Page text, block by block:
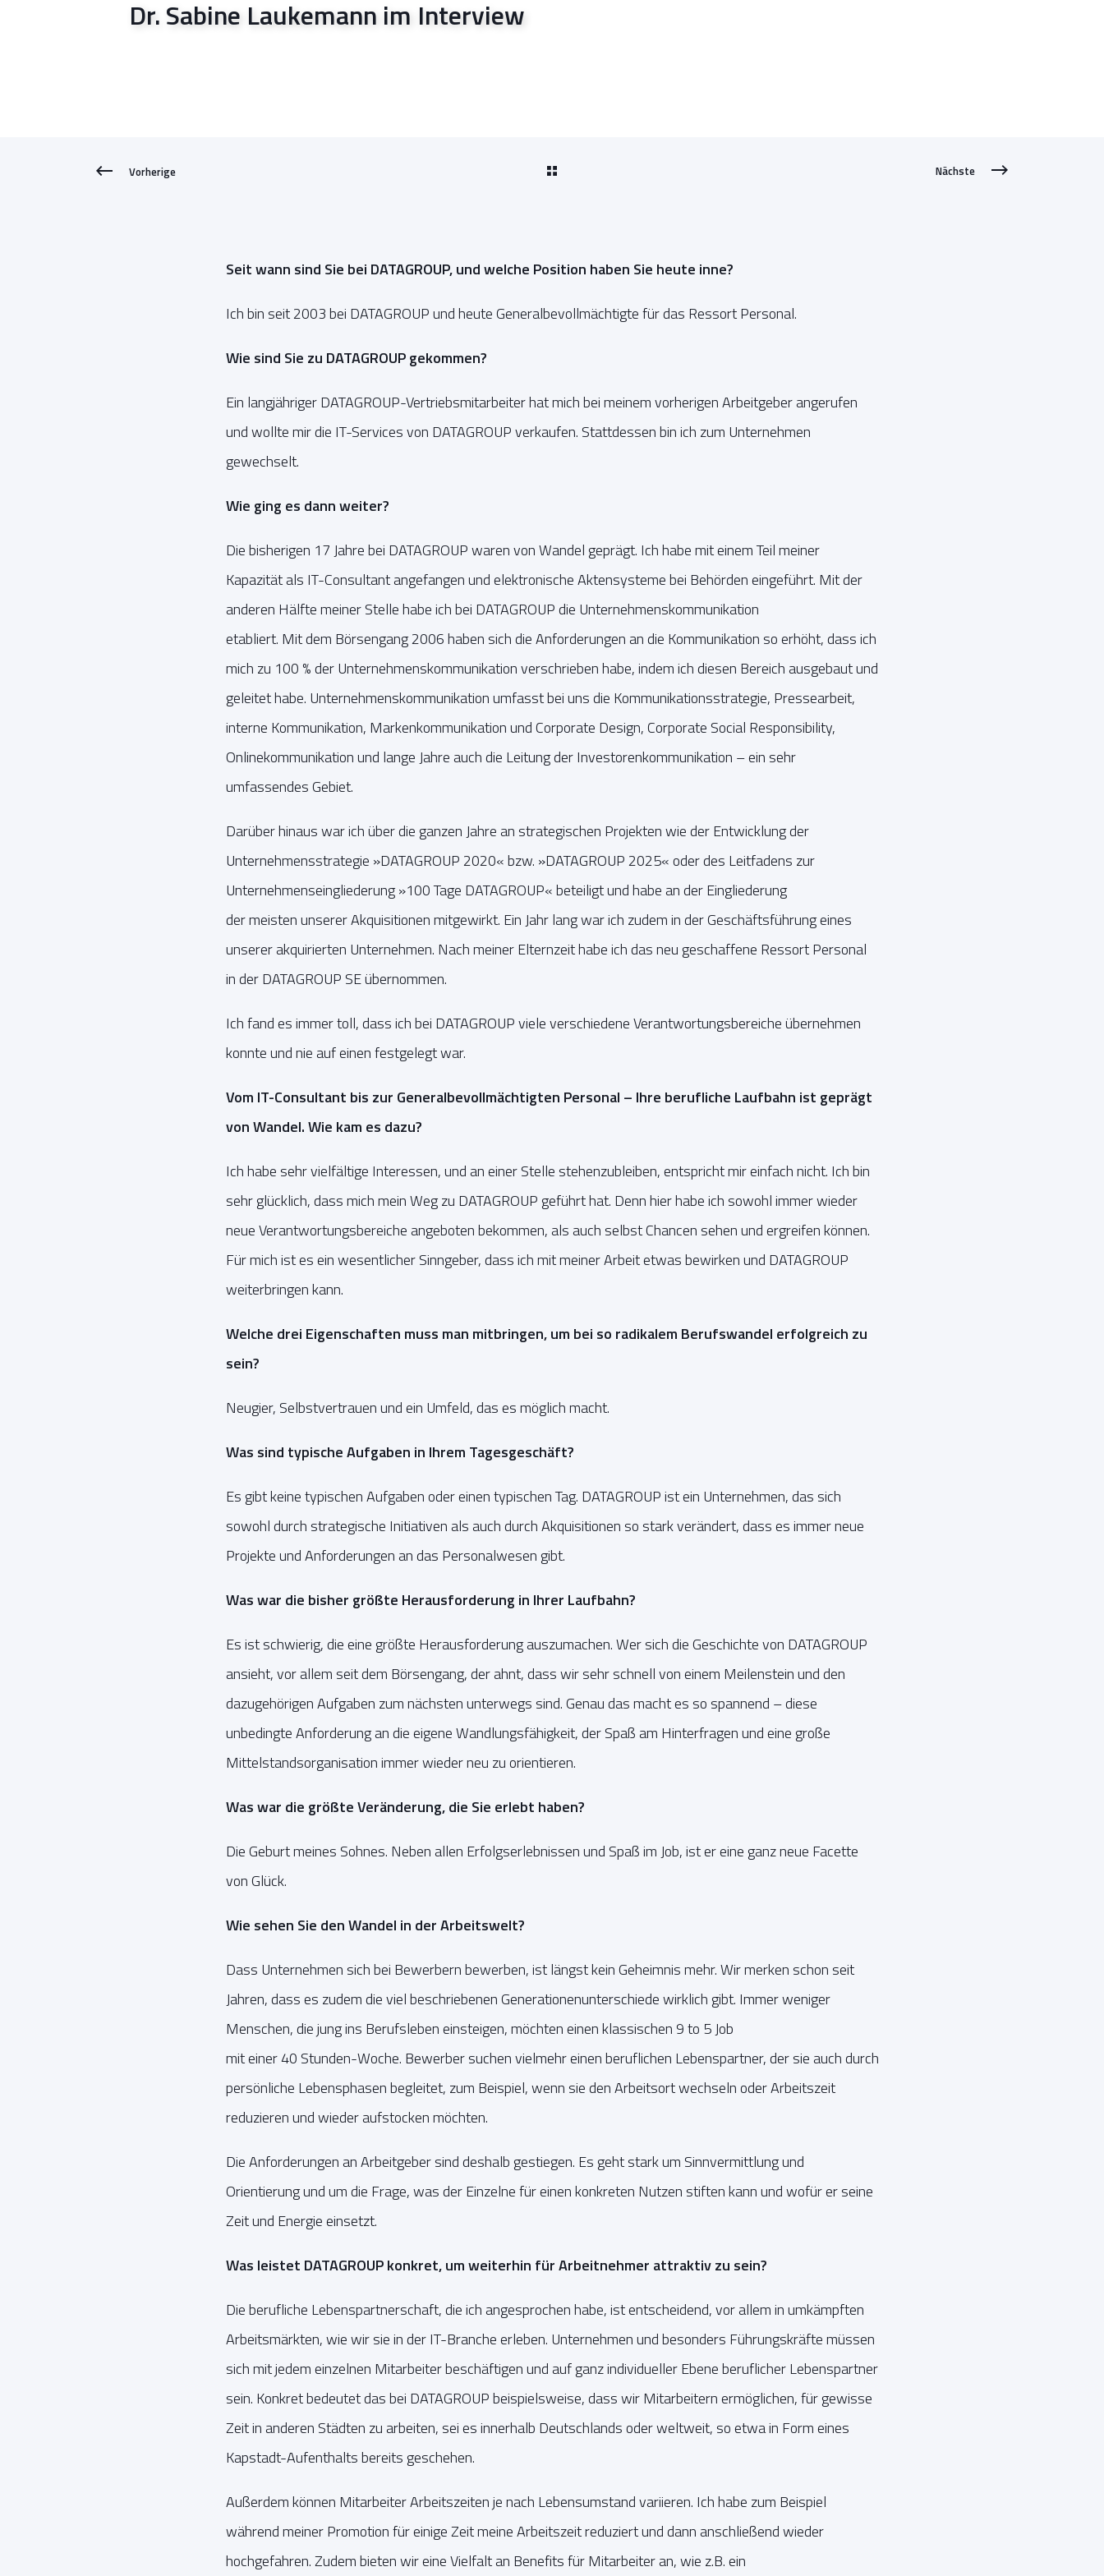
Dr. Sabine Laukemann im Interview
Vorherige Nächste
Seit wann sind Sie bei DATAGROUP, und welche Position haben Sie heute inne?
Ich bin seit 2003 bei DATAGROUP und heute Generalbevollmächtigte für das Ressort Personal.
Wie sind Sie zu DATAGROUP gekommen?
Ein langjähriger DATAGROUP-Vertriebsmitarbeiter hat mich bei meinem vorherigen Arbeitgeber angerufen
und wollte mir die IT-Services von DATAGROUP verkaufen. Stattdessen bin ich zum Unternehmen
gewechselt.
Wie ging es dann weiter?
Die bisherigen 17 Jahre bei DATAGROUP waren von Wandel geprägt. Ich habe mit einem Teil meiner
Kapazität als IT-Consultant angefangen und elektronische Aktensysteme bei Behörden eingeführt. Mit der
anderen Hälfte meiner Stelle habe ich bei DATAGROUP die Unternehmenskommunikation
etabliert. Mit dem Börsengang 2006 haben sich die Anforderungen an die Kommunikation so erhöht, dass ich
mich zu 100 % der Unternehmenskommunikation verschrieben habe, indem ich diesen Bereich ausgebaut und
geleitet habe. Unternehmenskommunikation umfasst bei uns die Kommunikationsstrategie, Pressearbeit,
interne Kommunikation, Markenkommunikation und Corporate Design, Corporate Social Responsibility,
Onlinekommunikation und lange Jahre auch die Leitung der Investorenkommunikation – ein sehr
umfassendes Gebiet.
Darüber hinaus war ich über die ganzen Jahre an strategischen Projekten wie der Entwicklung der
Unternehmensstrategie »DATAGROUP 2020« bzw. »DATAGROUP 2025« oder des Leitfadens zur
Unternehmenseingliederung »100 Tage DATAGROUP« beteiligt und habe an der Eingliederung
der meisten unserer Akquisitionen mitgewirkt. Ein Jahr lang war ich zudem in der Geschäftsführung eines
unserer akquirierten Unternehmen. Nach meiner Elternzeit habe ich das neu geschaffene Ressort Personal
in der DATAGROUP SE übernommen.
Ich fand es immer toll, dass ich bei DATAGROUP viele verschiedene Verantwortungsbereiche übernehmen
konnte und nie auf einen festgelegt war.
Vom IT-Consultant bis zur Generalbevollmächtigten Personal – Ihre berufliche Laufbahn ist geprägt
von Wandel. Wie kam es dazu?
Ich habe sehr vielfältige Interessen, und an einer Stelle stehenzubleiben, entspricht mir einfach nicht. Ich bin
sehr glücklich, dass mich mein Weg zu DATAGROUP geführt hat. Denn hier habe ich sowohl immer wieder
neue Verantwortungsbereiche angeboten bekommen, als auch selbst Chancen sehen und ergreifen können.
Für mich ist es ein wesentlicher Sinngeber, dass ich mit meiner Arbeit etwas bewirken und DATAGROUP
weiterbringen kann.
Welche drei Eigenschaften muss man mitbringen, um bei so radikalem Berufswandel erfolgreich zu
sein?
Neugier, Selbstvertrauen und ein Umfeld, das es möglich macht.
Was sind typische Aufgaben in Ihrem Tagesgeschäft?
Es gibt keine typischen Aufgaben oder einen typischen Tag. DATAGROUP ist ein Unternehmen, das sich
sowohl durch strategische Initiativen als auch durch Akquisitionen so stark verändert, dass es immer neue
Projekte und Anforderungen an das Personalwesen gibt.
Was war die bisher größte Herausforderung in Ihrer Laufbahn?
Es ist schwierig, die eine größte Herausforderung auszumachen. Wer sich die Geschichte von DATAGROUP
ansieht, vor allem seit dem Börsengang, der ahnt, dass wir sehr schnell von einem Meilenstein und den
dazugehörigen Aufgaben zum nächsten unterwegs sind. Genau das macht es so spannend – diese
unbedingte Anforderung an die eigene Wandlungsfähigkeit, der Spaß am Hinterfragen und eine große
Mittelstandsorganisation immer wieder neu zu orientieren.
Was war die größte Veränderung, die Sie erlebt haben?
Die Geburt meines Sohnes. Neben allen Erfolgserlebnissen und Spaß im Job, ist er eine ganz neue Facette
von Glück.
Wie sehen Sie den Wandel in der Arbeitswelt?
Dass Unternehmen sich bei Bewerbern bewerben, ist längst kein Geheimnis mehr. Wir merken schon seit
Jahren, dass es zudem die viel beschriebenen Generationenunterschiede wirklich gibt. Immer weniger
Menschen, die jung ins Berufsleben einsteigen, möchten einen klassischen 9 to 5 Job
mit einer 40 Stunden-Woche. Bewerber suchen vielmehr einen beruflichen Lebenspartner, der sie auch durch
persönliche Lebensphasen begleitet, zum Beispiel, wenn sie den Arbeitsort wechseln oder Arbeitszeit
reduzieren und wieder aufstocken möchten.
Die Anforderungen an Arbeitgeber sind deshalb gestiegen. Es geht stark um Sinnvermittlung und
Orientierung und um die Frage, was der Einzelne für einen konkreten Nutzen stiften kann und wofür er seine
Zeit und Energie einsetzt.
Was leistet DATAGROUP konkret, um weiterhin für Arbeitnehmer attraktiv zu sein?
Die berufliche Lebenspartnerschaft, die ich angesprochen habe, ist entscheidend, vor allem in umkämpften
Arbeitsmärkten, wie wir sie in der IT-Branche erleben. Unternehmen und besonders Führungskräfte müssen
sich mit jedem einzelnen Mitarbeiter beschäftigen und auf ganz individueller Ebene beruflicher Lebenspartner
sein. Konkret bedeutet das bei DATAGROUP beispielsweise, dass wir Mitarbeitern ermöglichen, für gewisse
Zeit in anderen Städten zu arbeiten, sei es innerhalb Deutschlands oder weltweit, so etwa in Form eines
Kapstadt-Aufenthalts bereits geschehen.
Außerdem können Mitarbeiter Arbeitszeiten je nach Lebensumstand variieren. Ich habe zum Beispiel
während meiner Promotion für einige Zeit meine Arbeitszeit reduziert und dann anschließend wieder
hochgefahren. Zudem bieten wir eine Vielfalt an Benefits für Mitarbeiter an, wie z.B. ein